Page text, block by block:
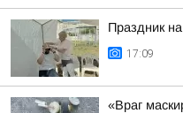
Праздник
17:09
«Враг